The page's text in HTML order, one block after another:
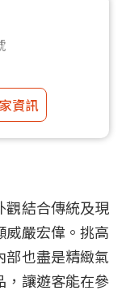
資訊
觀結合傳統及現
威嚴宏偉。挑高
部也盡是精緻氣
，讓遊客能在參